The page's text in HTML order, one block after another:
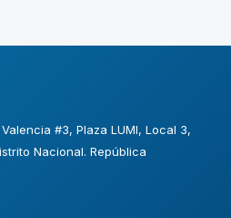
#3, Plaza LUMI, Local 3,
Nacional. República